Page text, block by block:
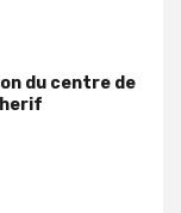
du centre de